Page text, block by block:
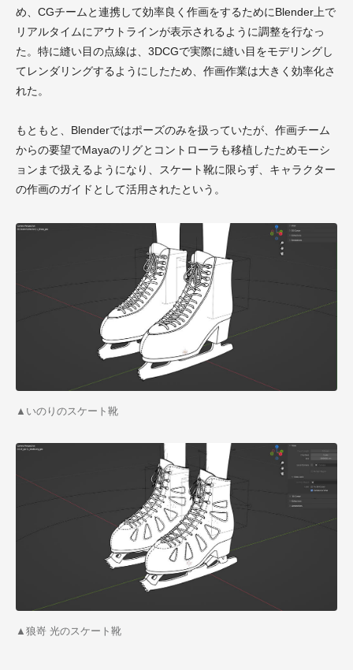
め、CGチームと連携して効率良く作画をするためにBlender上で
リアルタイムにアウトラインが表示されるように調整を行なっ
た。特に縫い目の点線は、3DCGで実際に縫い目をモデリングし
てレンダリングするようにしたため、作画作業は大きく効率化さ
れた。
もともと、Blenderではポーズのみを扱っていたが、作画チーム
からの要望でMayaのリグとコントローラも移植したためモーシ
ョンまで扱えるようになり、スケート靴に限らず、キャラクター
の作画のガイドとして活用されたという。
▲いのりのスケート靴
▲狼嵜 光のスケート靴